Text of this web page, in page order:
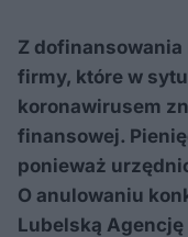
Z dofinansowania
firmy, które w
koronawirusem
finansowej.
ponieważ
O anulowaniu
Lubelską